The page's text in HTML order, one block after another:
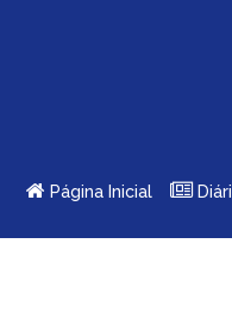
Página Inicial